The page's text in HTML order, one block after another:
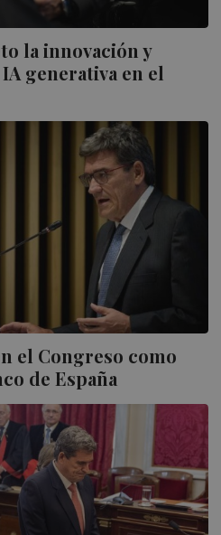
la innovación y
generativa en el
el Congreso como
de España